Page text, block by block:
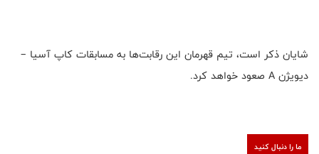
شایان ذکر است، تیم قهرمان این رقابت‌ها به مسابقات کاپ آسیا –
ديويژن A صعود خواهد کرد.
ما را دنبال کنید